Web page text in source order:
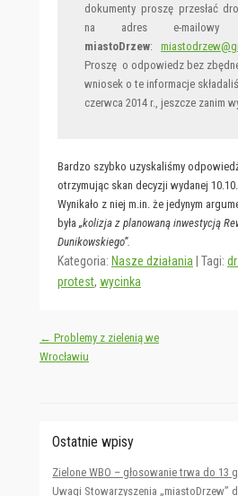
dokumenty proszę przesłać
na adres e-mailowy
miastoDrzew:
Proszę o odpowiedz bez
wniosek o te informacje
czerwca 2014 r., jeszcze zanim
Bardzo szybko uzyskaliśmy
otrzymując skan decyzji wydanej
Wynikało z niej m.in. że jedynym
była „kolizja z planowaną inwestycją
Dunikowskiego”.
Kategoria: Nasze działania Tagi:
protest, wycinka
Post navigation
← Problemy z zielenią we
Wrocławiu
Ostatnie wpisy
Zielone WBO – głosowanie trwa do 13
Uwagi Stowarzyszenia „miastoDrzew”